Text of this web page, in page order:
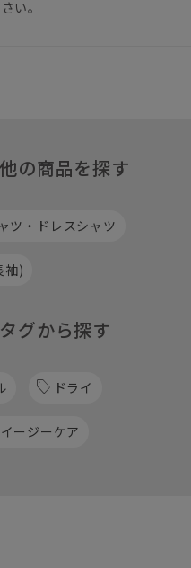
い。
の商品を探す
ツ・ドレスシャツ
袖)
グから探す
ドライ
イージーケア